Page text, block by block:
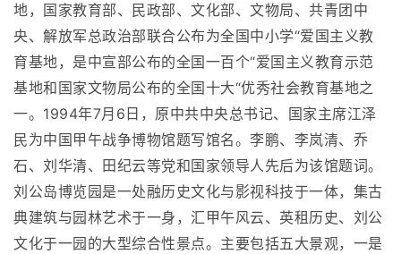
地，国家教育部、民政部、文化部、文物局、共青团中
央、解放军总政治部联合公布为全国中小学“爱国主义教
育基地，是中宣部公布的全国一百个“爱国主义教育示范
基地和国家文物局公布的全国十大“优秀社会教育基地之
一。1994年7月6日，原中共中央总书记、国家主席江泽
民为中国甲午战争博物馆题写馆名。李鹏、李岚清、乔
石、刘华清、田纪云等党和国家领导人先后为该馆题词。
刘公岛博览园是一处融历史文化与影视科技于一体，集古
典建筑与园林艺术于一身，汇甲午风云、英租历史、刘公
文化于一园的大型综合性景点。主要包括五大景观，一是